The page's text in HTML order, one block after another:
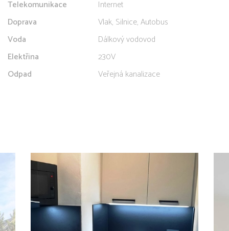
Telekomunikace
Internet
Doprava
Vlak, Silnice, Autobus
Voda
Dálkový vodovod
Elektřina
230V
Odpad
Veřejná kanalizace